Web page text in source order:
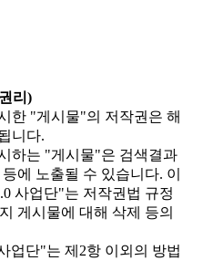
리)
한 "게시물"의 저작권은 해
니다.
하는 "게시물"은 검색결과
에 노출될 수 있습니다. 이
사업단"는 저작권법 규정
게시물에 대해 삭제 등의
업단"는 제2항 이외의 방법